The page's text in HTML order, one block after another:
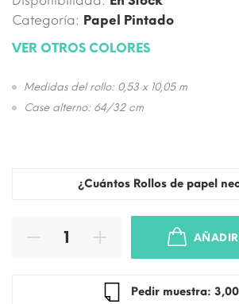
Categoría: Papel Pintado
VER OTROS COLORES
Medidas del rollo: 0,53 x 10,05 m
Case alterno: 64/32 cm
¿Cuántos Rollos de papel
Pedir